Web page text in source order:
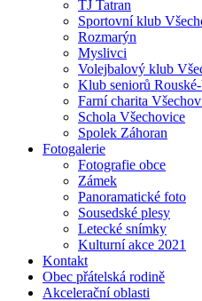
TJ Tatran
Sportovní klub
Rozmarýn
Myslivci
Volejbalový klub
Klub seniorů
Farní charita
Schola Všechovice
Spolek Záhoran
Fotogalerie
Fotografie obce
Zámek
Panoramatické foto
Sousedské plesy
Letecké snímky
Kulturní akce 2021
Kontakt
Obec přátelská rodině
Akcelerační oblasti